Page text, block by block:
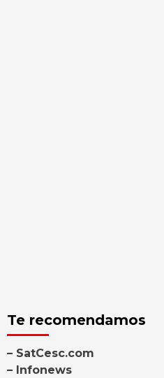
Te recomendamos
– SatCesc.com
– Infonews